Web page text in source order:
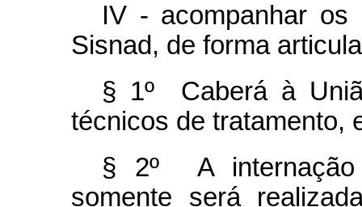
IV - acompanhar
Sisnad, de forma
§ 1º Caberá à
técnicos de tratamento,
§ 2º A internação
somente será